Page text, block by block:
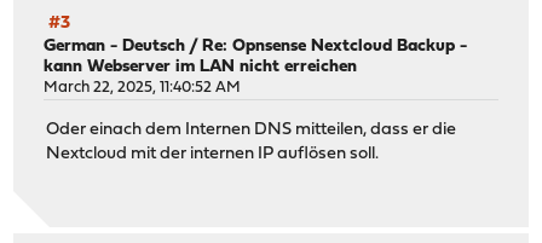
#3
German - Deutsch /Re: Opnsense Nextcloud Backup -
kann Webserver im LAN nicht erreichen
March 22, 2025, 11:40:52 AM
Oder einach dem Internen DNS mitteilen, dass er die
Nextcloud mit der internen IP auflösen soll.